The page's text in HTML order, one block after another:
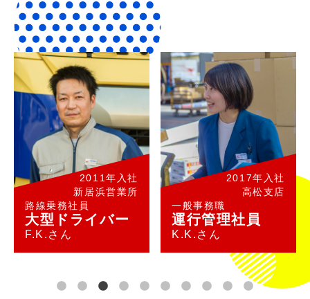
2011年入社
新居浜営業所
路線乗務社員
大型ドライバー
F.K.さん
2017年入社
高松支店
一般事務職
運行管理社員
K.K.さん